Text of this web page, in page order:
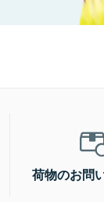
荷物のお問